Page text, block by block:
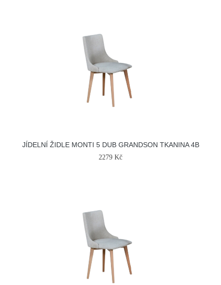
JÍDELNÍ ŽIDLE MONTI 5 DUB GRANDSON TKANINA 4B
2279 Kč